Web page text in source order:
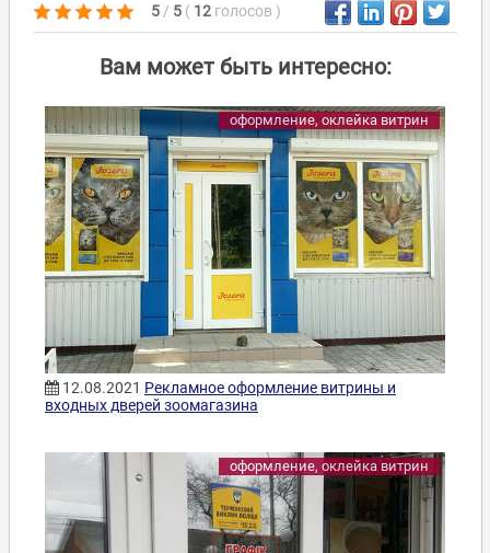
5 / 5 ( 12 голосов )
Вам может быть интересно:
оформление, оклейка витрин
12.08.2021 Рекламное оформление витрины и
входных дверей зоомагазина
оформление, оклейка витрин